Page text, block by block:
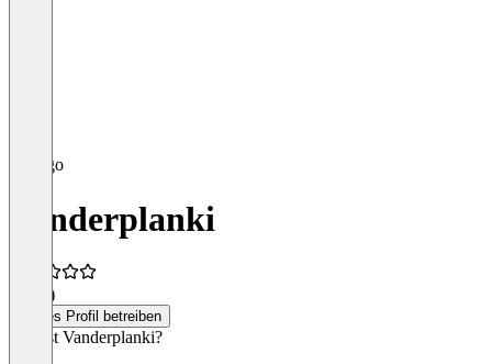
Vanderplanki
(2)
Dieses Profil betreiben
Was ist Vanderplanki?